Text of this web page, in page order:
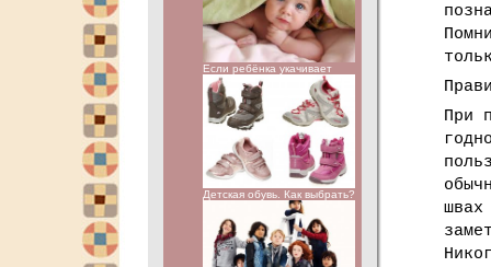
Если ребёнка укачивает
Детская обувь. Как выбрать?
При
швах